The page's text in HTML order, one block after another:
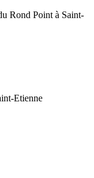
Rond Point à Saint-
Etienne